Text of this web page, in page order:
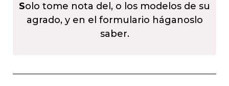
Solo tome nota del, o los modelos de su
agrado, y en el formulario háganoslo
saber.